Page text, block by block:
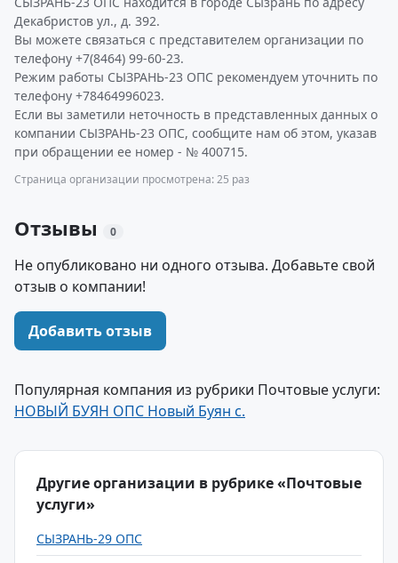
Декабристов ул., д. 392.
Вы можете связаться с представителем организации по
телефону +7(8464) 99-60-23.
Режим работы СЫЗРАНЬ-23 ОПС рекомендуем уточнить по
телефону +78464996023.
Если вы заметили неточность в представленных данных о
компании СЫЗРАНЬ-23 ОПС, сообщите нам об этом, указав
при обращении ее номер - № 400715.
Страница организации просмотрена: 25 раз
Отзывы 0
Не опубликовано ни одного отзыва. Добавьте свой
отзыв о компании!
Добавить отзыв
Популярная компания из рубрики Почтовые услуги:
НОВЫЙ БУЯН ОПС Новый Буян с.
Другие организации в рубрике «Почтовые
услуги»
СЫЗРАНЬ-29 ОПС